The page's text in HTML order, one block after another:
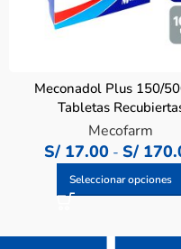
Meconadol Plus 150/
Tabletas
Mecofarm
S/ 17.00 - S/
Seleccionar opciones